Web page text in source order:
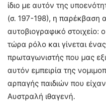
ίδιο με αυτόν της
(σ. 197-198), η παρέκβαση
αυτοβιογραφικό στοιχείο:
τώρα ρόλο και γίνεται
πρωταγωνιστής που μας
αυτόν εμπειρία της
αρπαγής παιδιών που
Αυστραλή ιθαγενή.